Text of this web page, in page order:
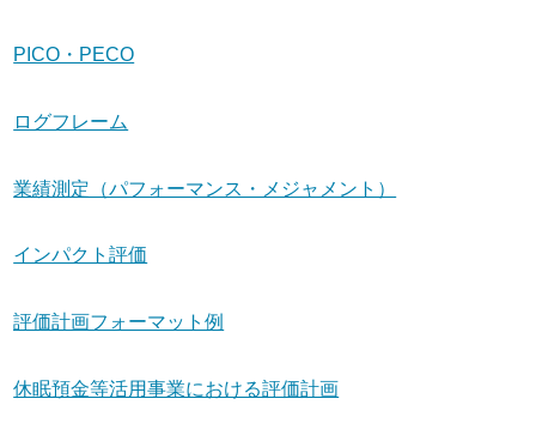
PICO・PECO
ログフレーム
業績測定（パフォーマンス・メジャメント）
インパクト評価
評価計画フォーマット例
休眠預金等活用事業における評価計画